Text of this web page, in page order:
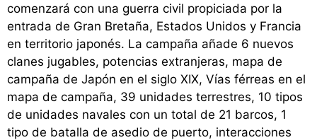
comenzará con una guerra civil propiciada por la
entrada de Gran Bretaña, Estados Unidos y Francia
en territorio japonés. La campaña añade 6 nuevos
clanes jugables, potencias extranjeras, mapa de
campaña de Japón en el siglo XIX, Vías férreas en el
mapa de campaña, 39 unidades terrestres, 10 tipos
de unidades navales con un total de 21 barcos, 1
tipo de batalla de asedio de puerto, interacciones